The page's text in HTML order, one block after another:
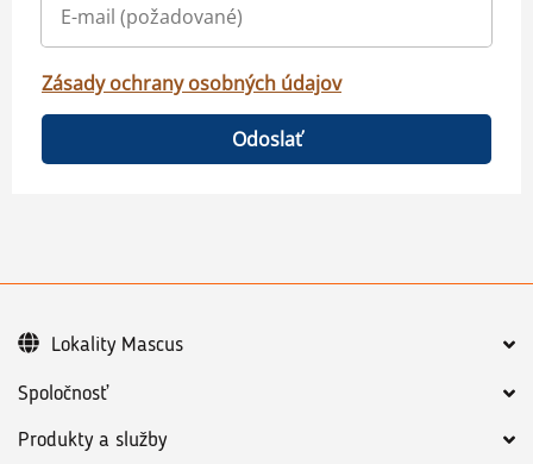
Zásady ochrany osobných údajov
Odoslať
Spoločnosť
Produkty a služby
Lokality Mascus